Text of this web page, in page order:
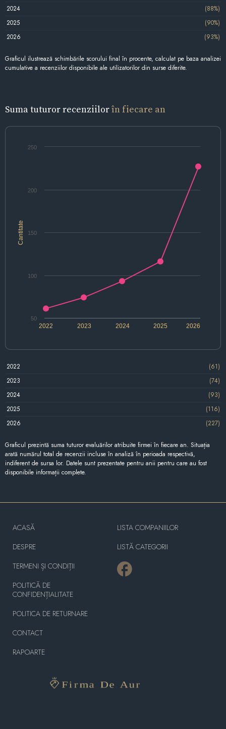
2024
(88%)
2025
(90%)
2026
(93%)
Graficul ilustrează schimbările scorului final în procente, calculat pe baza analizei
cumulative a recenziilor disponibile ale utilizatorilor din surse diferite.
Suma tuturor recenziilorîn fiecare an
Cantitate
2022 2024 2026
2023 2025
50
100
150
200
250
2022
(61)
2023
(74)
2024
(93)
2025
(116)
2026
(227)
Graficul prezintă suma tuturor evaluărilor atribuite firmei în fiecare an. Situația
arată numărul total de recenzii incluse în analiză în perioada respectivă,
indiferent de sursa lor. Datele sunt prezentate pentru anii pentru care au fost
disponibile informații complete.
ACASĂ
DESPRE
TERMENI ȘI CONDIȚII
POLITICĂ DE
CONFIDENȚIALITATE
POLITICA DE RETURNARE
CONTACT
RAPOARTE
LISTA COMPANIILOR
LISTĂ CATEGORII